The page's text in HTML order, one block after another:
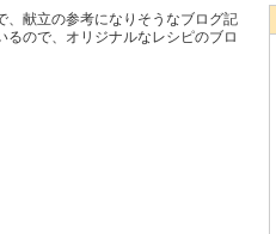
、献立の参考になりそうなブログ記
ので、オリジナルなレシピのブロ